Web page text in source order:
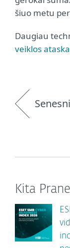
šiuo metu
Daugiau
veiklos
Senesni
Kita